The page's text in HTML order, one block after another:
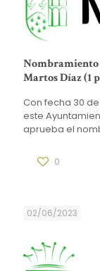
Nombramiento
Martos Díaz (1
Con fecha 30
este
aprueba el
0
02/06/2023